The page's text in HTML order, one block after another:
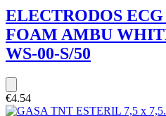
ELECTRODOS
FOAM AMBU
WS-00-S/50
€4.54